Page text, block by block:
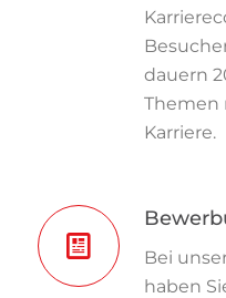
dauern
Themen
Karriere.
Bei
haben